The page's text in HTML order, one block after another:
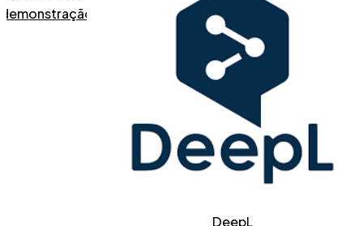
demonstração
DeepL